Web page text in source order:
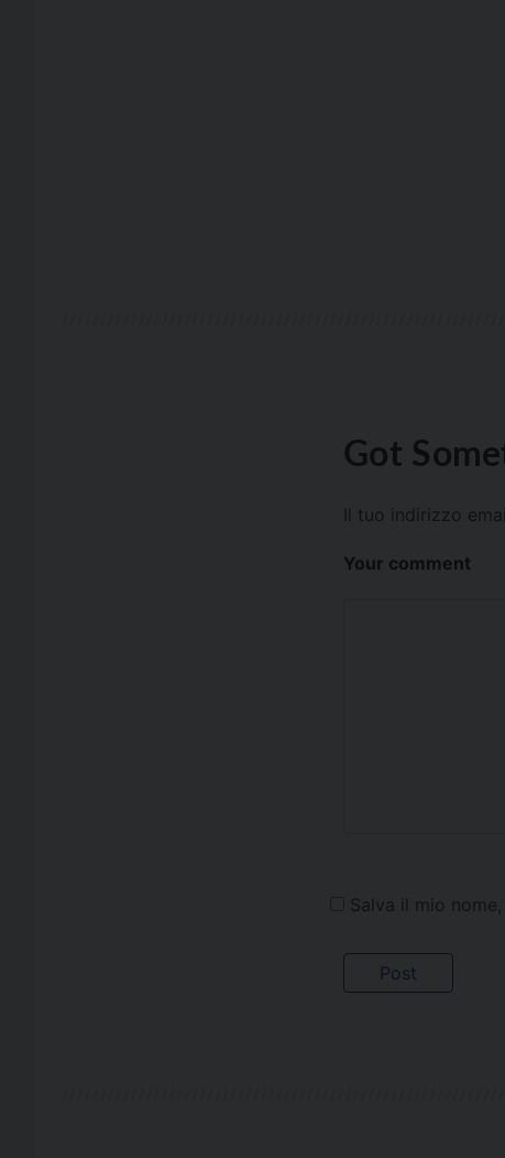
Got
Il tuo indirizzo
Your comment
Salva il mio